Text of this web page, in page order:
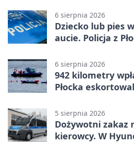
6 sierpnia 2026
Dziecko lub pies
aucie. Policja z
6 sierpnia 2026
942 kilometry
Płocka
5 sierpnia 2026
Dożywotni zakaz
kierowcy. W